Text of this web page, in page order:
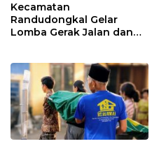
Kecamatan
Randudongkal Gelar
Lomba Gerak Jalan dan